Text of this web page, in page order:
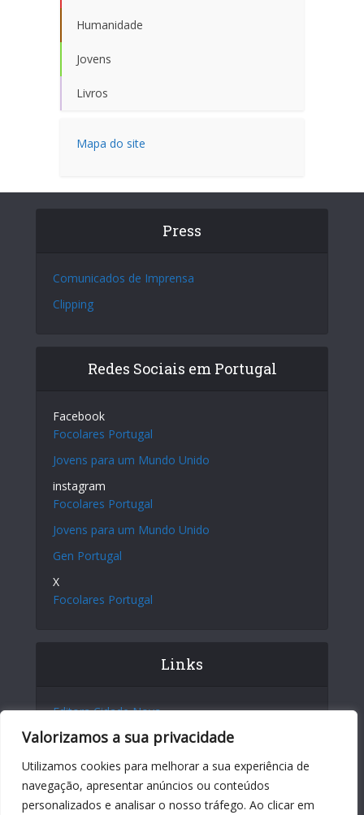
Valorizamos a sua privacidade
Utilizamos cookies para melhorar a sua experiência de
navegação, apresentar anúncios ou conteúdos
personalizados e analisar o nosso tráfego. Ao clicar em
Humanidade
Jovens
Livros
Mapa do site
Press
Comunicados de Imprensa
Clipping
Redes Sociais em Portugal
Facebook
Focolares Portugal
Jovens para um Mundo Unido
instagram
Focolares Portugal
Jovens para um Mundo Unido
Gen Portugal
X
Focolares Portugal
Links
Editora Cidade Nova
Site Internacional
Centro Chiara Lubich
Centro Igino Giordani